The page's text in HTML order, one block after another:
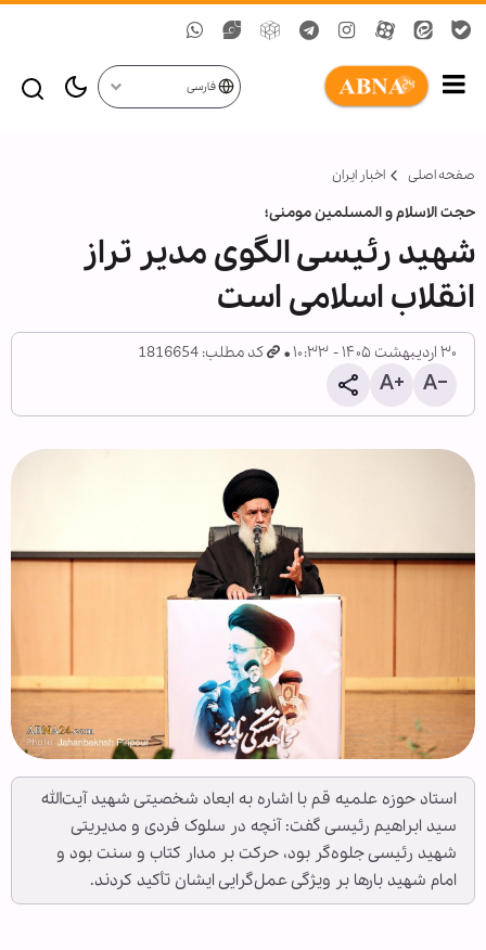
فارسی
صفحه اصلی اخبار ایران
حجت الاسلام و المسلمین مومنی؛
شهید رئیسی الگوی مدیر تراز
انقلاب اسلامی است
۳۰ اردیبهشت ۱۴۰۵ - ۱۰:۳۳ کد مطلب: 1816654
استاد حوزه علمیه قم با اشاره به ابعاد شخصیتی شهید آیت‌الله
سید ابراهیم رئیسی گفت: آنچه در سلوک فردی و مدیریتی
شهید رئیسی جلوه‌گر بود، حرکت بر مدار کتاب و سنت بود و
امام شهید بارها بر ویژگی عمل‌گرایی ایشان تأکید کردند.